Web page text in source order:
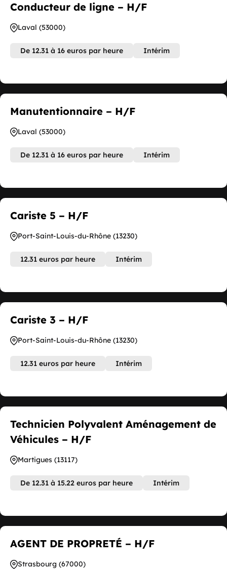
Conducteur de ligne – H/F
Laval (53000)
De 12.31 à 16 euros par heure Intérim
Manutentionnaire – H/F
Laval (53000)
De 12.31 à 16 euros par heure Intérim
Cariste 5 – H/F
Port-Saint-Louis-du-Rhône (13230)
12.31 euros par heure Intérim
Cariste 3 – H/F
Port-Saint-Louis-du-Rhône (13230)
12.31 euros par heure Intérim
Technicien Polyvalent Aménagement de
Véhicules – H/F
Martigues (13117)
De 12.31 à 15.22 euros par heure Intérim
AGENT DE PROPRETÉ – H/F
Strasbourg (67000)